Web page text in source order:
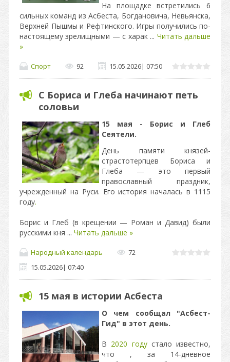
На площадке встретились 6
сильных команд из Асбеста, Богдановича, Невьянска,
Верхней Пышмы и Рефтинского. Игры получились по-
настоящему зрелищными — с харак ... Читать дальше
»
Спорт 92 15.05.2026| 07:50
С Бориса и Глеба начинают петь
соловьи
15 мая - Борис и Глеб
Сеятели.
День памяти князей-
страстотерпцев Бориса и
Глеба — это первый
православный праздник,
учрежденный на Руси. Его история началась в 1115
году.
Борис и Глеб (в крещении — Роман и Давид) были
русскими кня ... Читать дальше »
Народный календарь
72
15.05.2026| 07:40
15 мая в истории Асбеста
О чем сообщал "Асбест-
Гид" в этот день.
В 2020 годустало известно,
что , за 14-дневное